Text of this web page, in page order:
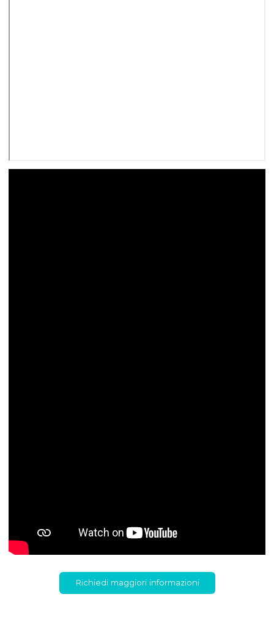
Richiedi maggiori informazioni